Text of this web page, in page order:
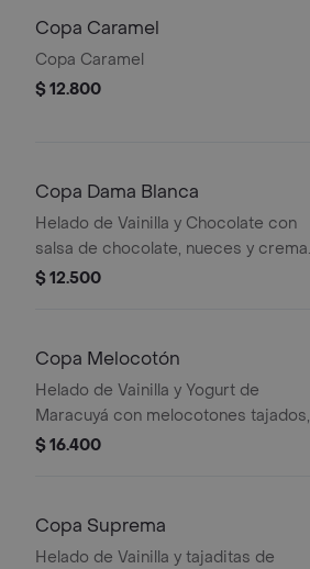
Copa Caramel
Copa Caramel
$ 12.800
Copa Dama Blanca
Helado de Vainilla y Chocolate con
salsa de chocolate, nueces y crema
chantilly. CONTIENE NUECES
$ 12.500
Copa Melocotón
Helado de Vainilla y Yogurt de
Maracuyá con melocotones tajados,
coulis de maracuyá, crema chantilly y
$ 16.400
Copa Suprema
Helado de Vainilla y tajaditas de